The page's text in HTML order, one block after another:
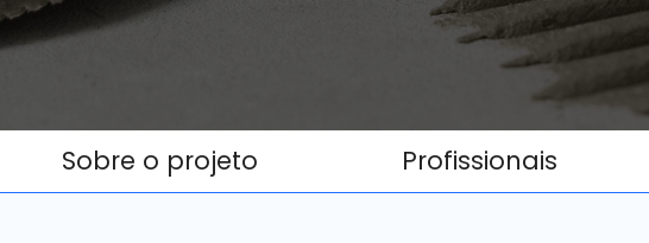
Sobre o projeto Profissionais